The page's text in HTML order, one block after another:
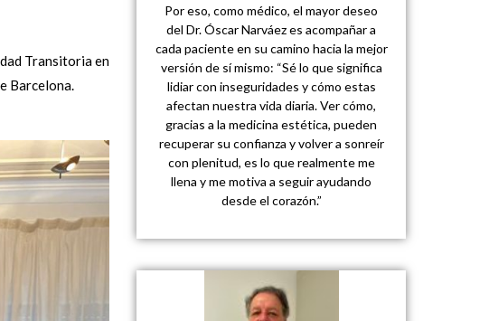
Transitoria en
Barcelona.
Por eso, como médico, el mayor deseo
del Dr. Óscar Narváez es acompañar a
cada paciente en su camino hacia la mejor
versión de sí mismo: “Sé lo que significa
lidiar con inseguridades y cómo estas
afectan nuestra vida diaria. Ver cómo,
gracias a la medicina estética, pueden
recuperar su confianza y volver a sonreír
con plenitud, es lo que realmente me
llena y me motiva a seguir ayudando
desde el corazón.”